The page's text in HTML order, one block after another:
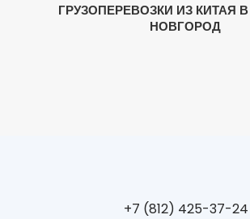
ГРУЗОПЕРЕВОЗКИ ИЗ КИТАЯ
НОВГОРОД
+7 (812) 425-37-24